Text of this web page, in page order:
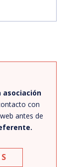
asociación
con
antes de
.